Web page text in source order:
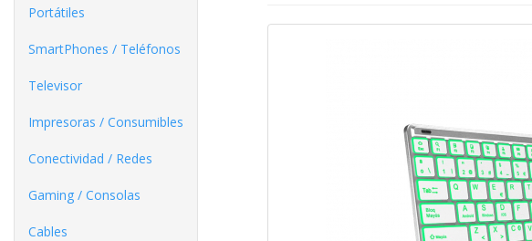
Portátiles
SmartPhones / Teléfonos
Televisor
Impresoras / Consumibles
Conectividad / Redes
Gaming / Consolas
Cables